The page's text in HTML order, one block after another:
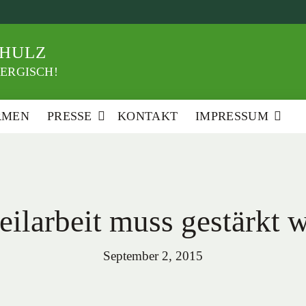
PRESSE KONTAKT IMPRESSUM
muss gestärkt
September 2, 2015